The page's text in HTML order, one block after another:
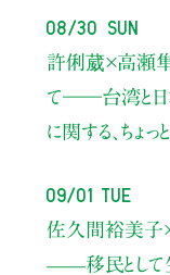
08/30 Sun
許俐葳×高瀬
て――台湾と日
に関する、ちょ
09/01 Tue
佐久間裕美子×
——移民として生